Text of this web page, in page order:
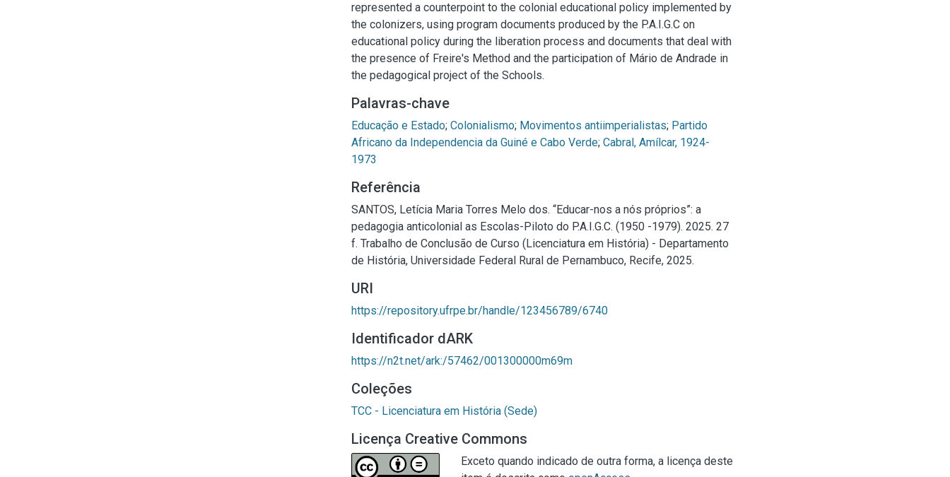
represented a counterpoint to the colonial educational policy implemented by
the colonizers, using program documents produced by the P.A.I.G.C on
educational policy during the liberation process and documents that deal with
the presence of Freire's Method and the participation of Mário de Andrade in
the pedagogical project of the Schools.
Palavras-chave
Educação e Estado; Colonialismo; Movimentos antiimperialistas; Partido
Africano da Independencia da Guiné e Cabo Verde; Cabral, Amílcar, 1924-
1973
Referência
SANTOS, Letícia Maria Torres Melo dos. “Educar-nos a nós próprios”: a
pedagogia anticolonial as Escolas-Piloto do P.A.I.G.C. (1950 -1979). 2025. 27
f. Trabalho de Conclusão de Curso (Licenciatura em História) - Departamento
de História, Universidade Federal Rural de Pernambuco, Recife, 2025.
URI
https://repository.ufrpe.br/handle/123456789/6740
Identificador dARK
https://n2t.net/ark:/57462/001300000m69m
Coleções
TCC - Licenciatura em História (Sede)
Licença Creative Commons
Exceto quando indicado de outra forma, a licença deste